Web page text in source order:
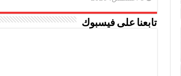
تابعنا على فيسبوك